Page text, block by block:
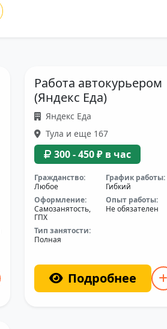
Работа автокурьером
(Яндекс Еда)
Яндекс Еда
Тула и еще 167
300 - 450 ₽ в час
Гражданство:
Любое
График работы:
Гибкий
Оформление:
Самозанятость,
ГПХ
Опыт работы:
Не обязателен
Тип занятости:
Полная
Подробнее